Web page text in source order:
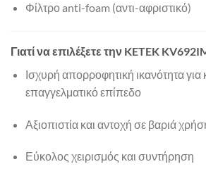
Φίλτρο anti-foam (αντι-αφριστικό)
Γιατί να επιλέξετε την KETEK
Ισχυρή απορροφητική ικανότητα
επαγγελματικό επίπεδο
Αξιοπιστία και αντοχή σε βαριά
Εύκολος χειρισμός και συντήρηση